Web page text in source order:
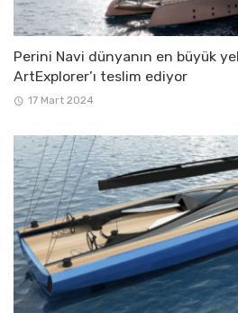
Perini Navi dünyanın en büyük
ArtExplorer’ı teslim ediyor
17 Mart 2024